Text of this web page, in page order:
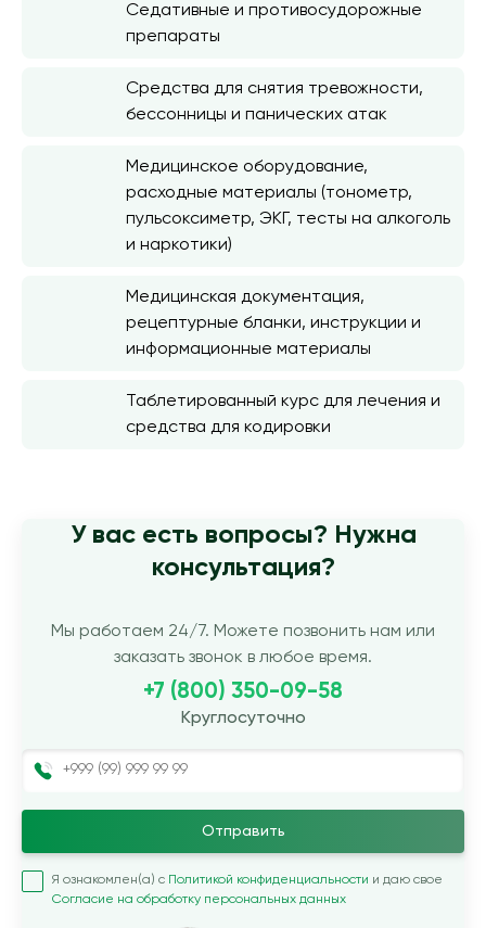
Седативные и противосудорожные
препараты
Средства для снятия тревожности,
бессонницы и панических атак
Медицинское оборудование,
расходные материалы (тонометр,
пульсоксиметр, ЭКГ, тесты на алкоголь
и наркотики)
Медицинская документация,
рецептурные бланки, инструкции и
информационные материалы
Таблетированный курс для лечения и
средства для кодировки
У вас есть вопросы? Нужна
консультация?
Мы работаем 24/7. Можете позвонить нам или
заказать звонок в любое время.
+7 (800) 350-09-58
Круглосуточно
Отправить
Я ознакомлен(а) с Политикой конфиденциальности и даю свое
Согласие на обработку персональных данных